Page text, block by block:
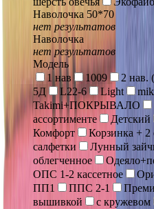
Наволочка 50*70
нет результатов
Наволочка
нет результатов
Модель
1 нав
1009 2 нав.
5Д
L22-6 Light
Takimi+ПОКРЫВАЛО
ассортименте
Детский
Комфорт
Корзинка + 2
салфетки
Лунный
облегченное
ОПС 1-2 кассетное
ПП1
ППС 2-1
вышивкой
с кружевом